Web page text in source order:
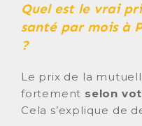
Quel est le vrai
santé par mois à
?
Le prix de la
fortement selon
Cela s’explique de